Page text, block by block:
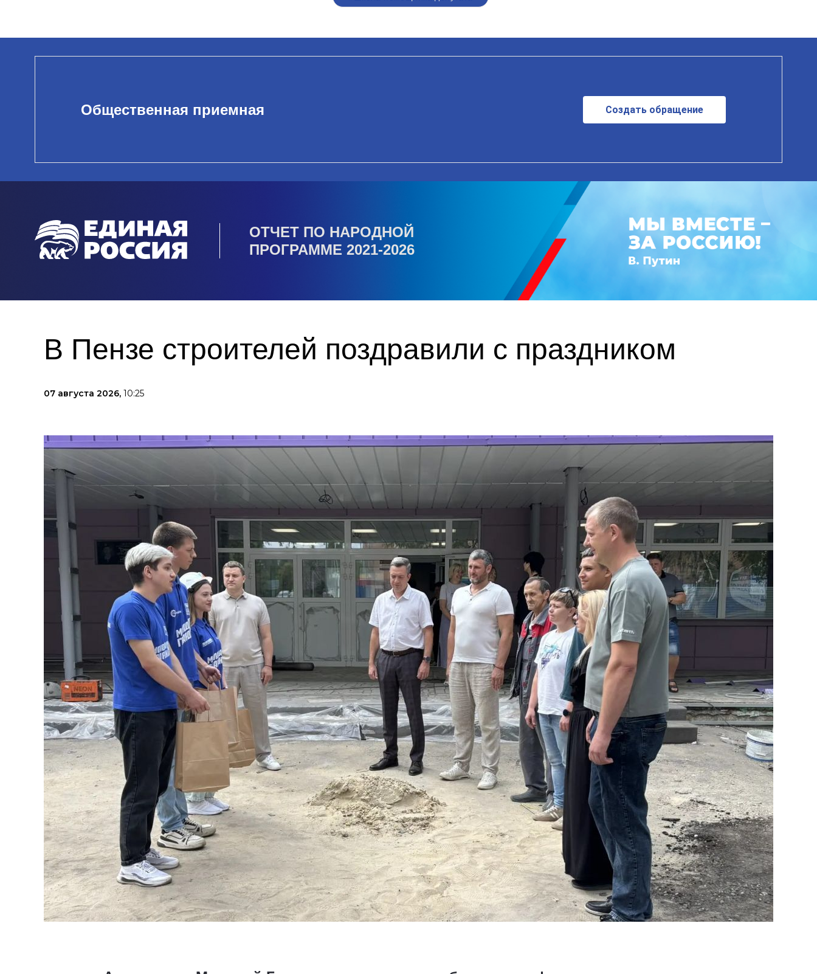
Общественная приемная Создать обращение
ОТЧЕТ ПО НАРОДНОЙ
ПРОГРАММЕ 2021-2026
В Пензе строителей поздравили с праздником
07 августа 2026, 10:25